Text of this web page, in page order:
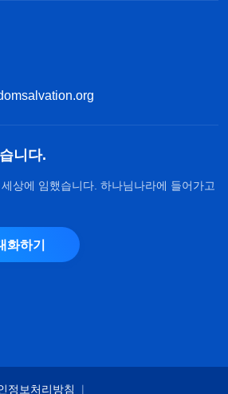
니다.
상에 임했습니다. 하나님나라에 들어가고
화하기
정보처리방침